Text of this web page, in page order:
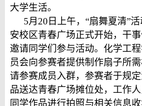
大学生活。
5月20日上午，“扇舞夏清”
安校区青春广场正式开始，干
邀请同学们参与活动。化学工
员会向参赛者提供制作扇子所
请参赛成员入群，参赛者于规
品送达青春广场摊位处，工作
同学作品进行拍照与相关信息收